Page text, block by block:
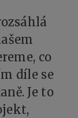
co
díle se
Je to